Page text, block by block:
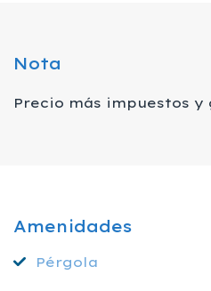
Nota
Precio más impuestos y
Amenidades
Pérgola